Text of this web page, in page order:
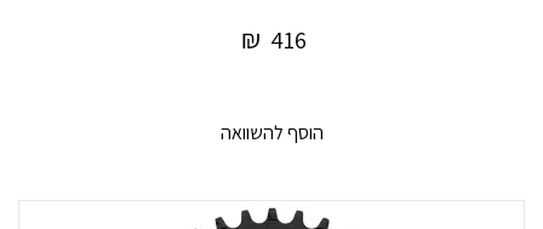
416
₪
הוסף להשוואה